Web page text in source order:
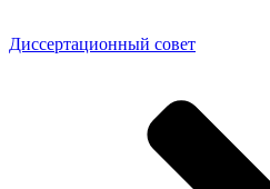
Диссертационный совет